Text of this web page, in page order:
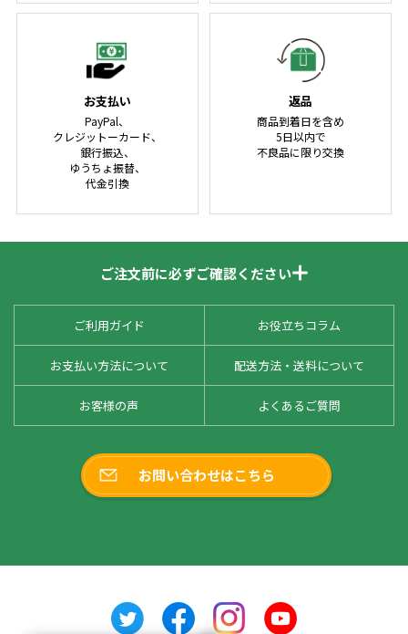
お支払い
PayPal、
クレジットーカード、
銀行振込、
ゆうちょ振替、
代金引換
返品
商品到着日を含め
5日以内で
不良品に限り交換
ご注文前に必ずご確認ください
ご利用ガイド お役立ちコラム
お支払い方法について 配送方法・送料について
お客様の声 よくあるご質問
お問い合わせはこちら